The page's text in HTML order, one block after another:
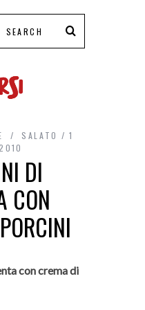
SALATO
1
DI
CON
con crema di